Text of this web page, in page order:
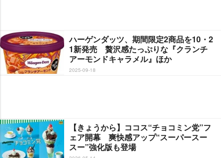
ハーゲンダッツ、期間限定2商品を10・2
1新発売 贅沢感たっぷりな『クランチ
アーモンドキャラメル』ほか
2025-09-18
【きょうから】ココス“チョコミン党”フ
ェア開幕 爽快感アップ“スーパースー
スー”強化版も登場